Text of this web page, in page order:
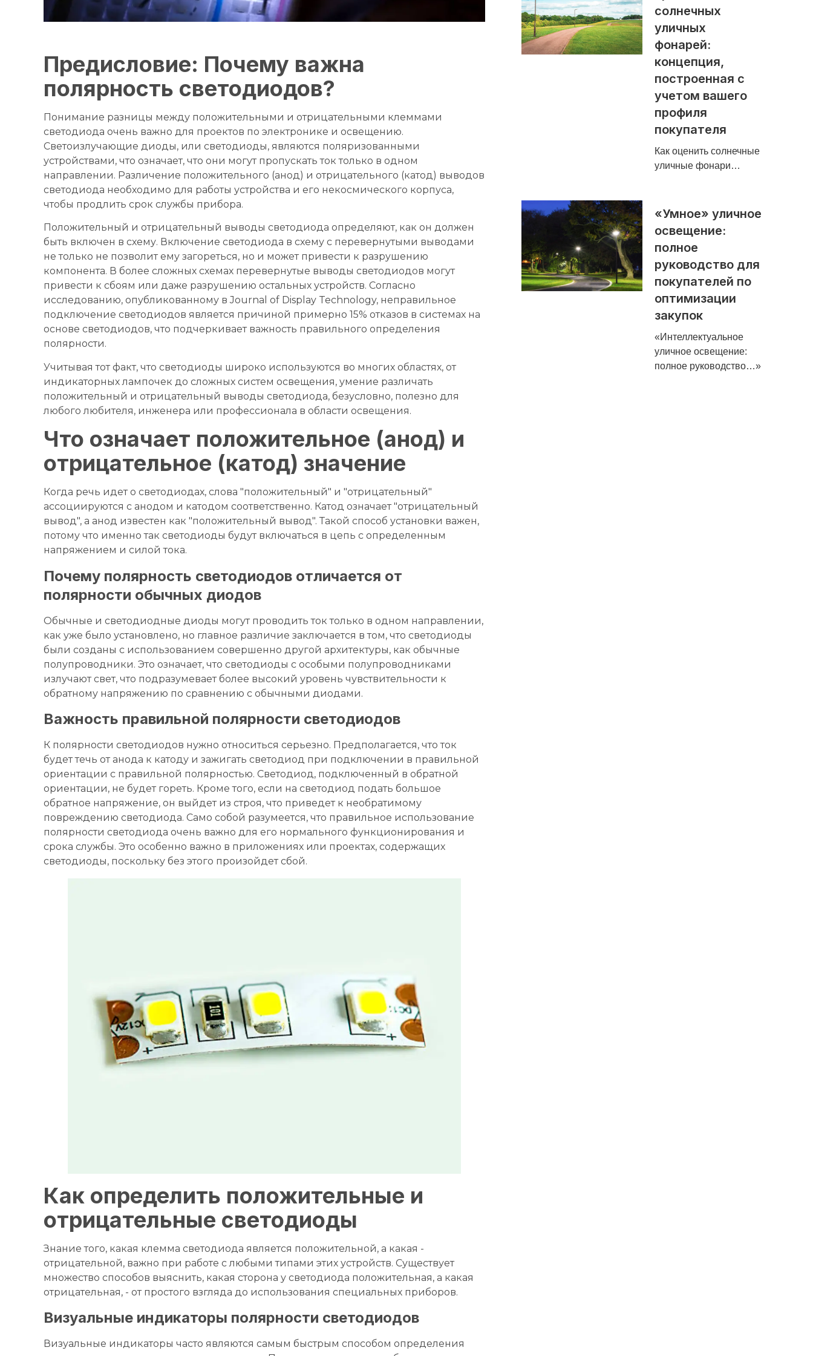
Предисловие: Почему важна
полярность светодиодов?
Понимание разницы между положительными и отрицательными клеммами
светодиода очень важно для проектов по электронике и освещению.
Светоизлучающие диоды, или светодиоды, являются поляризованными
устройствами, что означает, что они могут пропускать ток только в одном
направлении. Различение положительного (анод) и отрицательного (катод) выводов
светодиода необходимо для работы устройства и его некосмического корпуса,
чтобы продлить срок службы прибора.
Положительный и отрицательный выводы светодиода определяют, как он должен
быть включен в схему. Включение светодиода в схему с перевернутыми выводами
не только не позволит ему загореться, но и может привести к разрушению
компонента. В более сложных схемах перевернутые выводы светодиодов могут
привести к сбоям или даже разрушению остальных устройств. Согласно
исследованию, опубликованному в Journal of Display Technology, неправильное
подключение светодиодов является причиной примерно 15% отказов в системах на
основе светодиодов, что подчеркивает важность правильного определения
полярности.
Учитывая тот факт, что светодиоды широко используются во многих областях, от
индикаторных лампочек до сложных систем освещения, умение различать
положительный и отрицательный выводы светодиода, безусловно, полезно для
любого любителя, инженера или профессионала в области освещения.
Что означает положительное (анод) и
отрицательное (катод) значение
Когда речь идет о светодиодах, слова "положительный" и "отрицательный"
ассоциируются с анодом и катодом соответственно. Катод означает "отрицательный
вывод", а анод известен как "положительный вывод". Такой способ установки важен,
потому что именно так светодиоды будут включаться в цепь с определенным
напряжением и силой тока.
Почему полярность светодиодов отличается от
полярности обычных диодов
Обычные и светодиодные диоды могут проводить ток только в одном направлении,
как уже было установлено, но главное различие заключается в том, что светодиоды
были созданы с использованием совершенно другой архитектуры, как обычные
полупроводники. Это означает, что светодиоды с особыми полупроводниками
излучают свет, что подразумевает более высокий уровень чувствительности к
обратному напряжению по сравнению с обычными диодами.
Важность правильной полярности светодиодов
К полярности светодиодов нужно относиться серьезно. Предполагается, что ток
будет течь от анода к катоду и зажигать светодиод при подключении в правильной
ориентации с правильной полярностью. Светодиод, подключенный в обратной
ориентации, не будет гореть. Кроме того, если на светодиод подать большое
обратное напряжение, он выйдет из строя, что приведет к необратимому
повреждению светодиода. Само собой разумеется, что правильное использование
полярности светодиода очень важно для его нормального функционирования и
срока службы. Это особенно важно в приложениях или проектах, содержащих
светодиоды, поскольку без этого произойдет сбой.
Как определить положительные и
отрицательные светодиоды
Знание того, какая клемма светодиода является положительной, а какая -
отрицательной, важно при работе с любыми типами этих устройств. Существует
множество способов выяснить, какая сторона у светодиода положительная, а какая
отрицательная, - от простого взгляда до использования специальных приборов.
Визуальные индикаторы полярности светодиодов
Визуальные индикаторы часто являются самым быстрым способом определения
солнечных
уличных
фонарей:
концепция,
построенная с
учетом вашего
профиля
покупателя
Как оценить солнечные
уличные фонари…
«Умное» уличное
освещение:
полное
руководство для
покупателей по
оптимизации
закупок
«Интеллектуальное
уличное освещение:
полное руководство…»